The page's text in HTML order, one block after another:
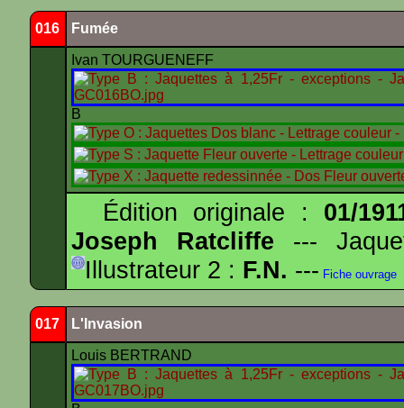
016 Fumée
Ivan TOURGUENEFF
B
Édition originale : 01/
Joseph Ratcliffe ---
Illustrateur 2 : F.N. --- Fiche ouvrage
017 L'Invasion
Louis BERTRAND